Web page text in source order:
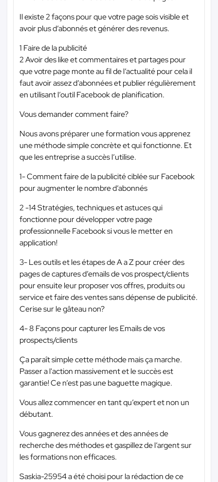
Il existe 2 façons pour que votre page sois visible et
avoir plus d’abonnés et générer des revenus.
1 Faire de la publicité
2 Avoir des like et commentaires et partages pour
que votre page monte au fil de l’actualité pour cela il
faut avoir assez d’abonnées et publier régulièrement
en utilisant l’outil Facebook de planification.
Vous demander comment faire?
Nous avons préparer une formation vous apprenez
une méthode simple concrète et qui fonctionne. Et
que les entreprise a succès l’utilise.
1- Comment faire de la publicité ciblée sur Facebook
pour augmenter le nombre d’abonnés
2 -14 Stratégies, techniques et astuces qui
fonctionne pour développer votre page
professionnelle Facebook si vous le metter en
application!
3- Les outils et les étapes de A a Z pour créer des
pages de captures d’emails de vos prospect/clients
pour ensuite leur proposer vos offres, produits ou
service et faire des ventes sans dépense de publicité.
Cerise sur le gâteau non?
4- 8 Façons pour capturer les Emails de vos
prospects/clients
Ça paraît simple cette méthode mais ça marche.
Passer a l'action massivement et le succès est
garantie! Ce n’est pas une baguette magique.
Vous allez commencer en tant qu’expert et non un
débutant.
Vous gagnerez des années et des années de
recherche des méthodes et gaspillez de l’argent sur
les formations non efficaces.
Saskia-25954 a été choisi pour la rédaction de ce